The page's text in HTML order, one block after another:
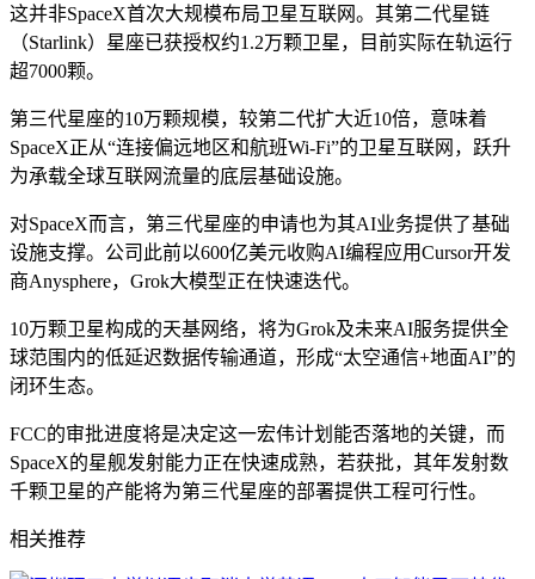
这并非SpaceX首次大规模布局卫星互联网。其第二代星链
（Starlink）星座已获授权约1.2万颗卫星，目前实际在轨运行
超7000颗。
第三代星座的10万颗规模，较第二代扩大近10倍，意味着
SpaceX正从“连接偏远地区和航班Wi-Fi”的卫星互联网，跃升
为承载全球互联网流量的底层基础设施。
对SpaceX而言，第三代星座的申请也为其AI业务提供了基础
设施支撑。公司此前以600亿美元收购AI编程应用Cursor开发
商Anysphere，Grok大模型正在快速迭代。
10万颗卫星构成的天基网络，将为Grok及未来AI服务提供全
球范围内的低延迟数据传输通道，形成“太空通信+地面AI”的
闭环生态。
FCC的审批进度将是决定这一宏伟计划能否落地的关键，而
SpaceX的星舰发射能力正在快速成熟，若获批，其年发射数
千颗卫星的产能将为第三代星座的部署提供工程可行性。
相关推荐